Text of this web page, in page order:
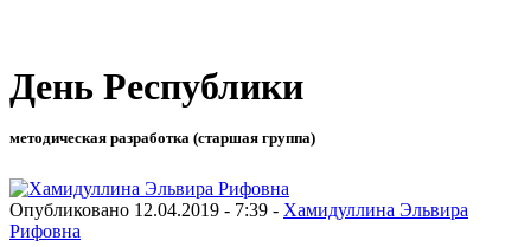
День Республики
методическая разработка (старшая группа)
Опубликовано 12.04.2019 - 7:39 - Хамидуллина Эльвира
Рифовна